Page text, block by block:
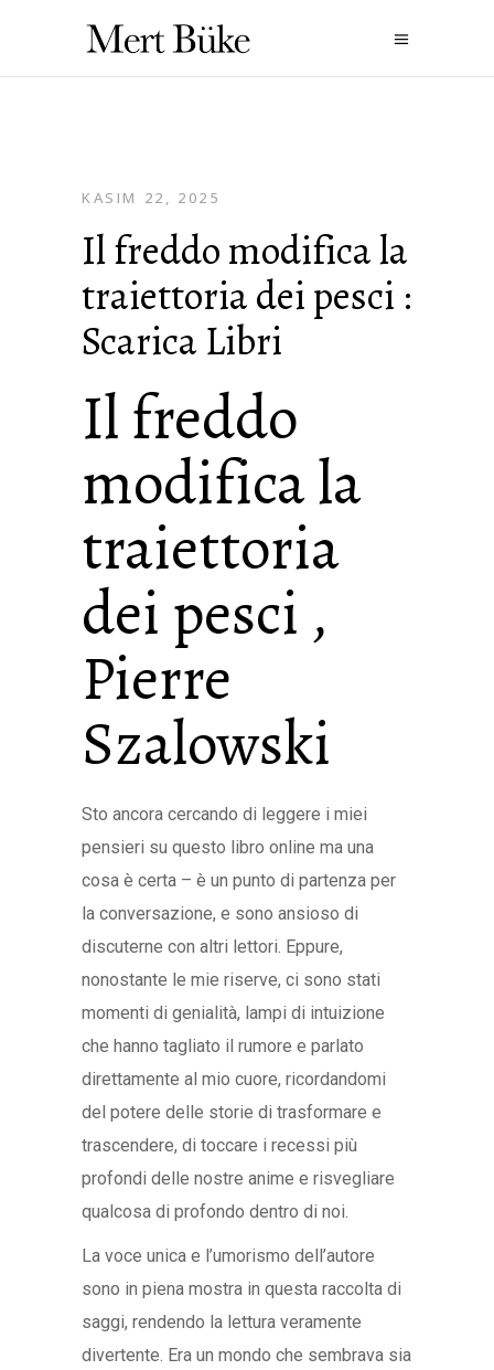
KASIM 22, 2025
Il freddo modifica la
traiettoria dei pesci :
Scarica Libri
Il freddo
modifica la
traiettoria
dei pesci ,
Pierre
Szalowski
Sto ancora cercando di leggere i miei
pensieri su questo libro online ma una
cosa è certa – è un punto di partenza per
la conversazione, e sono ansioso di
discuterne con altri lettori. Eppure,
nonostante le mie riserve, ci sono stati
momenti di genialità, lampi di intuizione
che hanno tagliato il rumore e parlato
direttamente al mio cuore, ricordandomi
del potere delle storie di trasformare e
trascendere, di toccare i recessi più
profondi delle nostre anime e risvegliare
qualcosa di profondo dentro di noi.
La voce unica e l’umorismo dell’autore
sono in piena mostra in questa raccolta di
saggi, rendendo la lettura veramente
divertente. Era un mondo che sembrava sia